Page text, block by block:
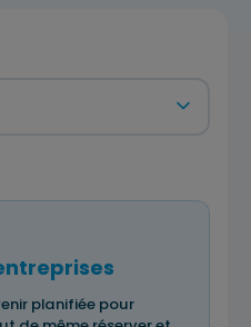
planifiée pour